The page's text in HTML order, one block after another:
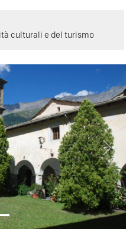
culturali e del turismo
Next